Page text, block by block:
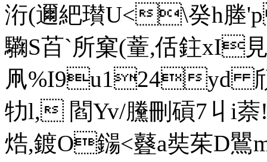
洐(邇紦瓉U<\癸h
驧S苩`所窠(蕫,佸鉒 xI
凧%I9u124yd
牞l, 閻Yv/黱刪碽7丩i萘![
焅,鍍O鐋<鼟a奘茱D鸎